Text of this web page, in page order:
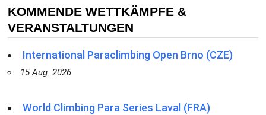
KOMMENDE WETTKÄMPFE &
VERANSTALTUNGEN
International Paraclimbing Open Brno (CZE)
15 Aug. 2026
World Climbing Para Series Laval (FRA)